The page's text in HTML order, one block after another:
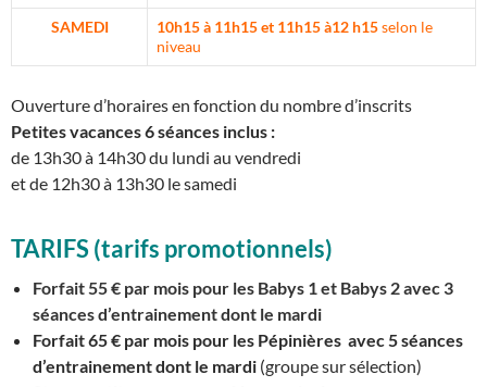
SAMEDI 10h15 à 11h15 et 11h15 à12 h15selon le
niveau
Ouverture d’horaires en fonction du nombre d’inscrits
Petites vacances 6 séances inclus :
de 13h30 à 14h30 du lundi au vendredi
et de 12h30 à 13h30 le samedi
TARIFS (tarifs promotionnels)
Forfait 55€ par mois pour les Babys 1 et Babys 2 avec 3
séances d’entrainement dont le mardi
Forfait 65 € par mois pour les Pépinières avec 5 séances
d’entrainement dont le mardi (groupe sur sélection)